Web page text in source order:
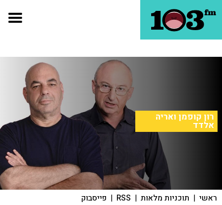
רון קופמן ואריה
אלדד
ראשי | תוכניות מלאות |
RSS
| פייסבוק